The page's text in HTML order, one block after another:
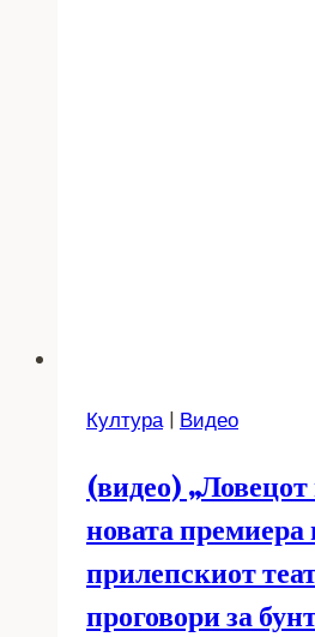
Култура| Видео
(видео) „Ловецот
новата премиера
прилепскиот
проговори за